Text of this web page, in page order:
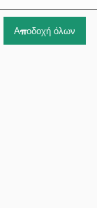
Αποδοχή όλων